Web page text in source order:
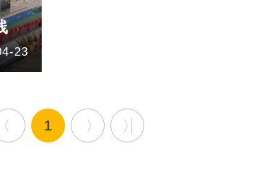
23
1